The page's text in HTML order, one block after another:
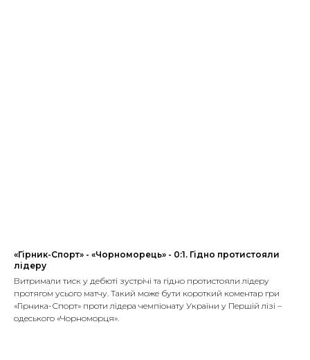
«Гірник-Спорт» - «Чорноморець» - 0:1. Гідно протистояли
лідеру
Витримали тиск у дебюті зустрічі та гідно протистояли лідеру
протягом усього матчу. Такий може бути короткий коментар гри
«Гірника-Спорт» проти лідера чемпіонату України у Першій лізі –
одеського «Чорноморця».